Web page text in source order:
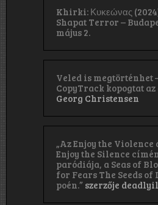
Khirki: Κ​υ​κ​ε​ώ​ν​α​ς
Shapat Terror –
május 2.
Veled is megtörténhet
CopyTrack kopogtat az
Georg Christensen
„Az Enjoy the Violence
Enjoy the Silence
paródiája, a Seas of
for Fears The Seeds
poén.” szerzője